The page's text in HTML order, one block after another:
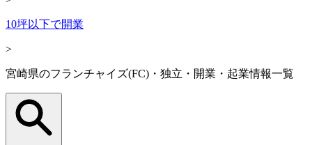
10坪以下で開業
>
宮崎県のフランチャイズ(FC)・独立・開業・起業情報一覧